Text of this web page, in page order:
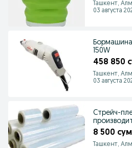
Ташкент,
03 августа
Бормашина
150W
458 850
Ташкент,
03 августа
Cтрейч-
8 500 сум
Ташкент,